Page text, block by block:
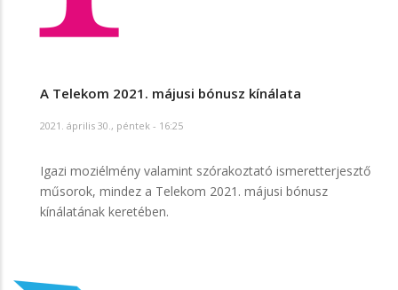
A Telekom 2021. májusi bónusz kínálata
2021. április 30., péntek - 16:25
Igazi moziélmény valamint szórakoztató ismeretterjesztő
műsorok, mindez a Telekom 2021. májusi bónusz
kínálatának keretében.